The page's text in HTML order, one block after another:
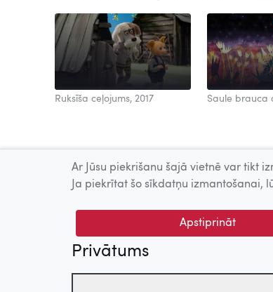
Ruksīša ceļojums, 2017 Saule brauca
© 2026 Nacionālais Kino centrs, Kultūras
Ar Jūsu piekrišanu šajā vietnē var tikt
Ja piekrītat šo sīkdatņu izmantošanai,
Apstiprināt
Privātums